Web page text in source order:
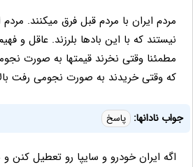
مردم ایران با مردم قبل فرق میکنند.
نیستند که با این بادها بلرزند. عاقل و
مطمئنا وقتی نخرند قیمتها به صورت
که وقتی خریدند به صورت نجومی رفت
جواب نادانها: پاسخ
اگه ایران خودرو و سایپا رو تعطیل کنن